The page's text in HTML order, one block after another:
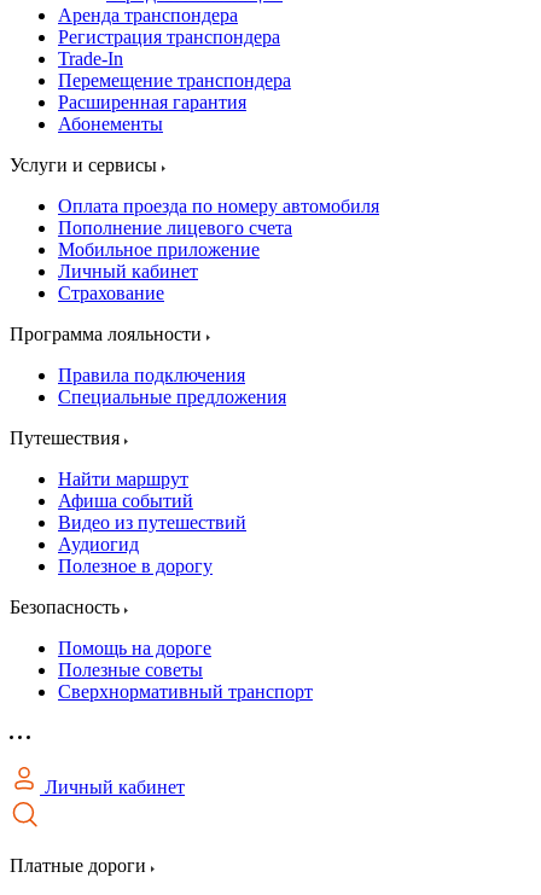
Аренда транспондера
Регистрация транспондера
Trade-In
Перемещение транспондера
Расширенная гарантия
Абонементы
Услуги и сервисы
Оплата проезда по номеру автомобиля
Пополнение лицевого счета
Мобильное приложение
Личный кабинет
Страхование
Программа лояльности
Правила подключения
Специальные предложения
Путешествия
Найти маршрут
Афиша событий
Видео из путешествий
Аудиогид
Полезное в дорогу
Безопасность
Помощь на дороге
Полезные советы
Сверхнормативный транспорт
Личный кабинет
Платные дороги